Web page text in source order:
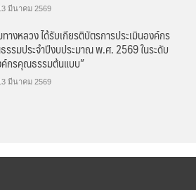
มีนาคม 2569
างหลวง ได้รับเกียรติบัตรการประเมินองค์กร
รมประจำปีงบประมาณ พ.ศ. 2569 ในระดับ
กรคุณธรรมต้นแบบ”
มีนาคม 2569